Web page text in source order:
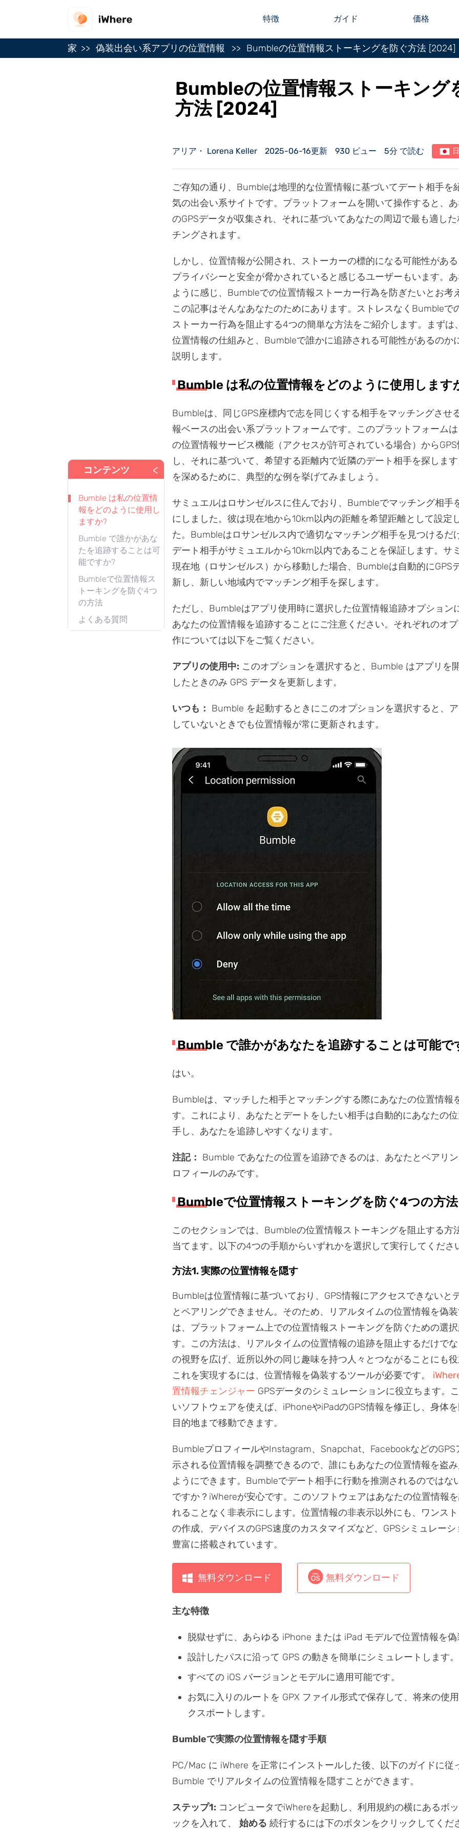
特徴 ガイド 価格
家 偽装出会い系アプリの位置情報 Bumbleの位置情報ストーキングを防ぐ方法 [2024]
Bumbleの位置情報ストーキング
方法 [2024]
コンテンツ <
Bumble は私の位置情
報をどのように使用し
ますか?
Bumble で誰かがあな
たを追跡することは可
能ですか?
Bumbleで位置情報ス
トーキングを防ぐ4つ
の方法
よくある質問
アリア・ Lorena Keller 2025-06-16更新 930 ビュー 5分 で読む
ご存知の通り、Bumbleは地理的な位置情報に基づいてデート相手を
気の出会い系サイトです。プラットフォームを開いて操作すると、
のGPSデータが収集され、それに基づいてあなたの周辺で最も適した
チングされます。
しかし、位置情報が公開され、ストーカーの標的になる可能性がある
プライバシーと安全が脅かされていると感じるユーザーもいます。
ように感じ、Bumbleでの位置情報ストーカー行為を防ぎたいとお考
この記事はそんなあなたのためにあります。ストレスなくBumbleで
ストーカー行為を阻止する4つの簡単な方法をご紹介します。まずは
位置情報の仕組みと、Bumbleで誰かに追跡される可能性があるのか
説明します。
Bumble は私の位置情報をどのように使用します
Bumbleは、同じGPS座標内で志を同じくする相手をマッチングさせ
報ベースの出会い系プラットフォームです。このプラットフォーム
の位置情報サービス機能（アクセスが許可されている場合）から
し、それに基づいて、希望する距離内で近隣のデート相手を探しま
を深めるために、典型的な例を挙げてみましょう。
サミュエルはロサンゼルスに住んでおり、Bumbleでマッチング相手
にしました。彼は現在地から10km以内の距離を希望距離として設定
た。Bumbleはロサンゼルス内で適切なマッチング相手を見つけるだ
デート相手がサミュエルから10km以内であることを保証します。サ
現在地（ロサンゼルス）から移動した場合、Bumbleは自動的にGPS
新し、新しい地域内でマッチング相手を探します。
ただし、Bumbleはアプリ使用時に選択した位置情報追跡オプション
あなたの位置情報を追跡することにご注意ください。それぞれのオ
作については以下をご覧ください。
アプリの使用中: このオプションを選択すると、Bumble はアプリを
したときのみ GPS データを更新します。
いつも： Bumble を起動するときにこのオプションを選択すると、
していないときでも位置情報が常に更新されます。
Bumble で誰かがあなたを追跡することは可能で
はい。
Bumbleは、マッチした相手とマッチングする際にあなたの位置情報
す。これにより、あなたとデートをしたい相手は自動的にあなたの
手し、あなたを追跡しやすくなります。
注記： Bumble であなたの位置を追跡できるのは、あなたとペアリ
ロフィールのみです。
Bumbleで位置情報ストーキングを防ぐ4つの方法
このセクションでは、Bumbleの位置情報ストーキングを阻止する方
当てます。以下の4つの手順からいずれかを選択して実行してくださ
方法1. 実際の位置情報を隠す
Bumbleは位置情報に基づいており、GPS情報にアクセスできないと
とペアリングできません。そのため、リアルタイムの位置情報を偽装
は、プラットフォーム上での位置情報ストーキングを防ぐための選
す。この方法は、リアルタイムの位置情報の追跡を阻止するだけで
の視野を広げ、近所以外の同じ趣味を持つ人々とつながることにも役
これを実現するには、位置情報を偽装するツールが必要です。
置情報チェンジャー GPSデータのシミュレーションに役立ちます。
いソフトウェアを使えば、iPhoneやiPadのGPS情報を修正し、身体
目的地まで移動できます。
BumbleプロフィールやInstagram、Snapchat、FacebookなどのGPS
示される位置情報を調整できるので、誰にもあなたの位置情報を盗
ようにできます。Bumbleでデート相手に行動を推測されるのではな
ですか？iWhereが安心です。このソフトウェアはあなたの位置情報
れることなく非表示にします。位置情報の非表示以外にも、ワンス
の作成、デバイスのGPS速度のカスタマイズなど、GPSシミュレーシ
豊富に搭載されています。
無料ダウンロード 無料ダウンロード
主な特徴
脱獄せずに、あらゆる iPhone または iPad モデルで位置情報を偽
設計したパスに沿って GPS の動きを簡単にシミュレートします。
すべての iOS バージョンとモデルに適用可能です。
お気に入りのルートを GPX ファイル形式で保存して、将来の使
クスポートします。
Bumbleで実際の位置情報を隠す手順
PC/Mac に iWhere を正常にインストールした後、以下のガイドに従
Bumble でリアルタイムの位置情報を隠すことができます。
ステップ1: コンピュータでiWhereを起動し、利用規約の横にあるボ
ックを入れて、 始める 続行するには下のボタンをクリックしてくだ